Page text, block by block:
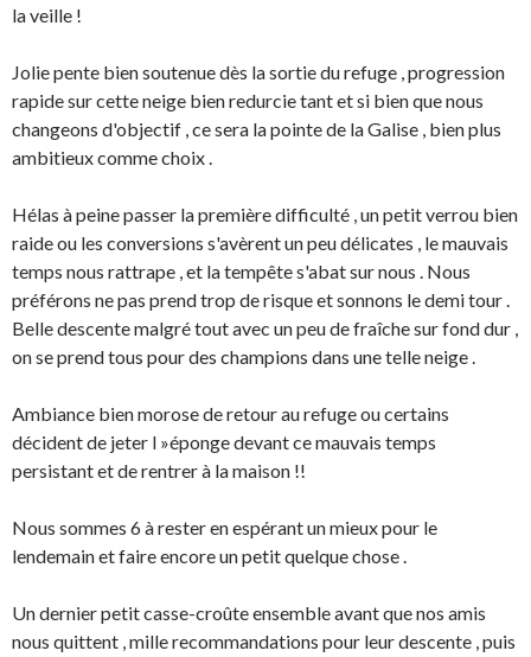
la veille !
Jolie pente bien soutenue dès la sortie du refuge , progression
rapide sur cette neige bien redurcie tant et si bien que nous
changeons d'objectif , ce sera la pointe de la Galise , bien plus
ambitieux comme choix .
Hélas à peine passer la première difficulté , un petit verrou bien
raide ou les conversions s'avèrent un peu délicates , le mauvais
temps nous rattrape , et la tempête s'abat sur nous . Nous
préférons ne pas prend trop de risque et sonnons le demi tour .
Belle descente malgré tout avec un peu de fraîche sur fond dur ,
on se prend tous pour des champions dans une telle neige .
Ambiance bien morose de retour au refuge ou certains
décident de jeter l »éponge devant ce mauvais temps
persistant et de rentrer à la maison !!
Nous sommes 6 à rester en espérant un mieux pour le
lendemain et faire encore un petit quelque chose .
Un dernier petit casse-croûte ensemble avant que nos amis
nous quittent , mille recommandations pour leur descente , puis